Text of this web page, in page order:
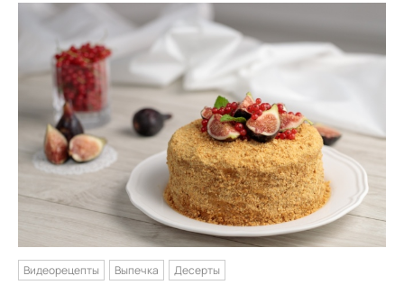
Видеорецепты Выпечка Десерты